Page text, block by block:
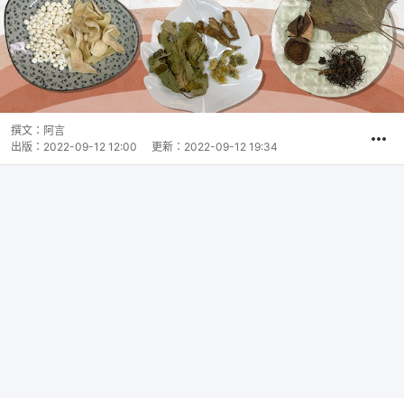
撰文： 阿言
出版： 2022-09-12 12:00 更新： 2022-09-12 19:34